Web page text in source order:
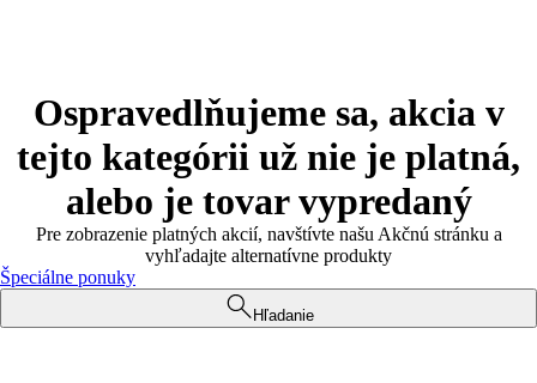
Ospravedlňujeme sa, akcia v
tejto kategórii už nie je platná,
alebo je tovar vypredaný
Pre zobrazenie platných akcií, navštívte našu Akčnú stránku a
vyhľadajte alternatívne produkty
Špeciálne ponuky
Hľadanie